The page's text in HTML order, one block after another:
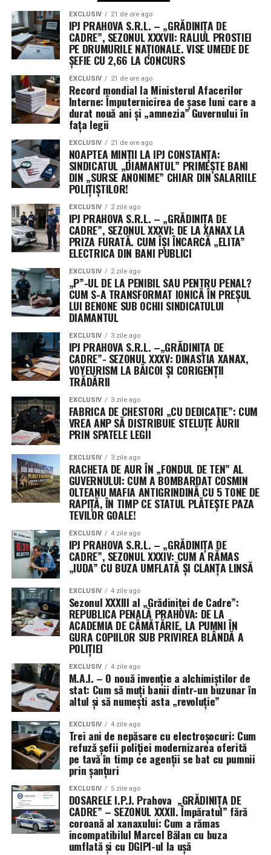
transformând semnăturile de astăzi într-o realitate
operativă.
EXCLUSIV 21 de ore ago
IPJ PRAHOVA S.R.L. – „GRĂDINIȚA DE
CADRE”, SEZONUL XXXVII: RALIUL PROSTIEI
PE DRUMURILE NAȚIONALE. VISE UMEDE DE
ȘEFIE CU 2,66 LA CONCURS
EXCLUSIV 21 de ore ago
Record mondial la Ministerul Afacerilor
Interne: Împuternicirea de șase luni care a
durat nouă ani și „amnezia” Guvernului în
fața legii
EXCLUSIV 21 de ore ago
NOAPTEA MINȚII LA IPJ CONSTANȚA:
SINDICATUL „DIAMANTUL” PRIMEȘTE BANI
DIN „SURSE ANONIME” CHIAR DIN SALARIILE
POLIȚIȘTILOR!
EXCLUSIV 2 zile ago
IPJ PRAHOVA S.R.L. – „GRĂDINIȚA DE
CADRE”, SEZONUL XXXVI: DE LA XANAX LA
PRIZA FURATĂ. CUM ÎȘI ÎNCARCĂ „ELITA”
ELECTRICA DIN BANI PUBLICI
EXCLUSIV 2 zile ago
„P”-UL DE LA PENIBIL SAU PENTRU PENAL?
CUM S-A TRANSFORMAT IONICĂ ÎN PREȘUL
LUI BENONE SUB OCHII SINDICATULUI
DIAMANTUL
EXCLUSIV 3 zile ago
IPJ PRAHOVA S.R.L. –„GRĂDINIȚA DE
CADRE”- SEZONUL XXXV: DINASTIA XANAX,
VOYEURISM LA BĂICOI ȘI CORIGENȚII
TRĂDĂRII
EXCLUSIV 3 zile ago
FABRICA DE CHESTORI „CU DEDICAȚIE”: CUM
VREA ANP SĂ DISTRIBUIE STELUȚE AURII
PRIN SPATELE LEGII
EXCLUSIV 3 zile ago
RACHETA DE AUR ÎN „FONDUL DE TEN” AL
GUVERNULUI: CUM A BOMBARDAT COSMIN
OLTEANU MAFIA ANTIGRINDINĂ CU 5 TONE DE
RAPIȚĂ, ÎN TIMP CE STATUL PLĂTEȘTE PAZA
TEVILOR GOALE!
EXCLUSIV 4 zile ago
IPJ PRAHOVA S.R.L. – „GRĂDINIȚA DE
CADRE”, SEZONUL XXXIV: CUM A RĂMAS
„IUDA” CU BUZA UMFLATĂ ȘI CLANȚA LINSĂ
EXCLUSIV 4 zile ago
Sezonul XXXIII al „Grădiniței de Cadre”:
REPUBLICA PENALĂ PRAHOVA: DE LA
ACADEMIA DE CĂMĂTĂRIE, LA PUMNI ÎN
GURA COPIILOR SUB PRIVIREA BLÂNDĂ A
POLIȚIEI
EXCLUSIV 4 zile ago
M.A.I. – O nouă invenție a alchimiștilor de
stat: Cum să muți banii dintr-un buzunar în
altul și să numești asta „revoluție”
EXCLUSIV 4 zile ago
Trei ani de nepăsare cu electroșocuri: Cum
refuză șefii poliției modernizarea oferită
pe tavă în timp ce agenții se bat cu pumnii
prin șanțuri
EXCLUSIV 5 zile ago
DOSARELE I.P.J. Prahova „GRĂDINIȚA DE
CADRE” – SEZONUL XXXII. Împăratul” fără
coroană al xanaxului: Cum a rămas
incompatibilul Marcel Bălan cu buza
umflată și cu DGIPI-ul la ușă